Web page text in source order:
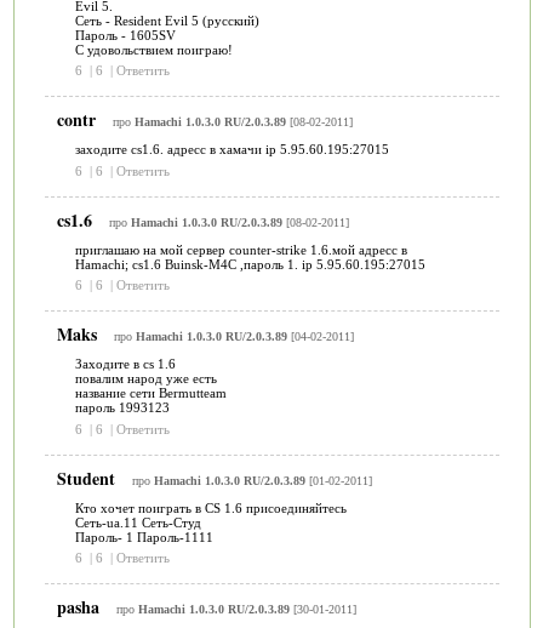
Evil 5.
Сеть - Resident Evil 5 (русский)
Пароль - 1605SV
С удовольствием поиграю!
6
| 6 | Ответить
contr про Hamachi 1.0.3.0 RU/2.0.3.89[08-02-2011]
заходите cs1.6. адресс в хамачи ip 5.95.60.195:27015
6
| 6 | Ответить
cs1.6 про Hamachi 1.0.3.0 RU/2.0.3.89[08-02-2011]
приглашаю на мой сервер counter-strike 1.6.мой адресс в
Hamachi; cs1.6 Buinsk-M4С ,пароль 1. ip 5.95.60.195:27015
6
| 6 | Ответить
Maks про Hamachi 1.0.3.0 RU/2.0.3.89[04-02-2011]
Заходите в cs 1.6
повалим народ уже есть
название сети Bermutteam
пароль 1993123
6
| 6 | Ответить
Student про Hamachi 1.0.3.0 RU/2.0.3.89[01-02-2011]
Кто хочет поиграть в CS 1.6 присоединяйтесь
Сеть-ua.11 Сеть-Студ
Пароль- 1 Пароль-1111
6
| 6 | Ответить
pasha про Hamachi 1.0.3.0 RU/2.0.3.89[30-01-2011]